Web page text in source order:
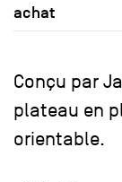
achat
Conçu par
plateau en
orientable.